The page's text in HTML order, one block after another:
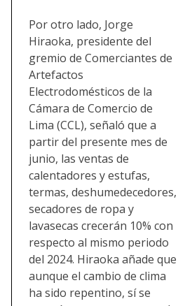
Por otro lado, Jorge
Hiraoka, presidente del
gremio de Comerciantes de
Artefactos
Electrodomésticos de la
Cámara de Comercio de
Lima (CCL), señaló que a
partir del presente mes de
junio, las ventas de
calentadores y estufas,
termas, deshumedecedores,
secadores de ropa y
lavasecas crecerán 10% con
respecto al mismo periodo
del 2024. Hiraoka añade que
aunque el cambio de clima
ha sido repentino, sí se